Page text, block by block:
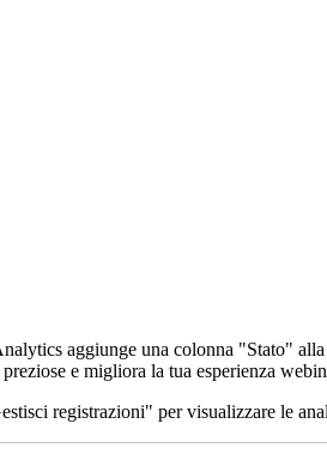
aggiunge una colonna "Stato"
e migliora la tua esperienza
registrazioni" per visualizzare le